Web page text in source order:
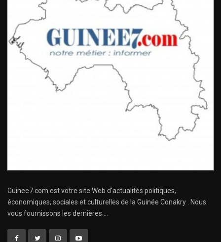
Guinee7.com est votre site Web d'actualités politiques,
économiques, sociales et culturelles de la Guinée Conakry . Nous
vous fournissons les dernières ...